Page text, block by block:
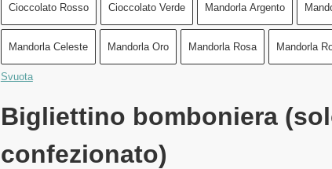
Cioccolato Rosso Cioccolato Verde Mandorla Argento
Mandorla Celeste Mandorla Oro Mandorla Rosa Mandorla
Svuota
Bigliettino bomboniera
confezionato)